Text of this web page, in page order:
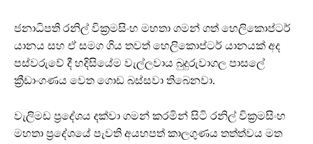
ජනාධිපති රනිල් වික්‍රමසිංහ මහතා ගමන් ගත් හෙලිකොප්ටර්
යානය සහ ඒ සමග ගිය තවත් හෙලිකොප්ටර් යානයක් අද
පස්වරුවේ දී හදිසියේම වැල්ලවාය බුදුරුවාගල පාසලේ
ක්‍රීඩාංගණය වෙත ගොඩ බස්සවා තිබෙනවා.
වැලිමඩ ප්‍රදේශය දක්වා ගමන් කරමින් සිටි රනිල් වික්‍රමසිංහ
මහතා ප්‍රදේශයේ පැවති අයහපත් කාලගුණය තත්ත්වය මත